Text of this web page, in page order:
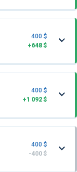
400 $
+648 $
400 $
+1 092 $
400 $
-400 $